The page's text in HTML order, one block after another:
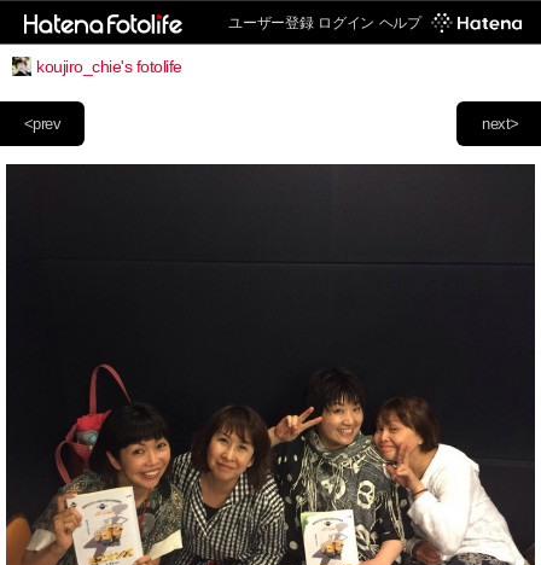
ユーザー登録 ログイン ヘルプ
koujiro_chie's fotolife
next>
<prev